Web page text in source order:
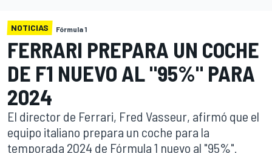
NOTICIAS Fórmula 1
FERRARI PREPARA UN COCHE
DE F1 NUEVO AL "95%" PARA
2024
El director de Ferrari, Fred Vasseur, afirmó que el
equipo italiano prepara un coche para la
temporada 2024 de Fórmula 1 nuevo al "95%".